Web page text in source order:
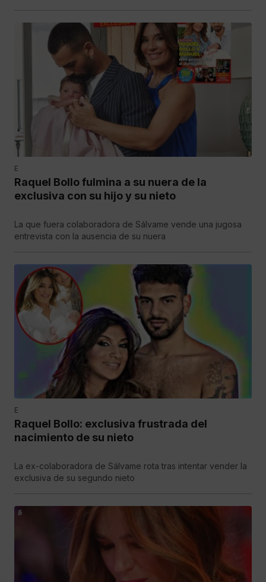
E
Raquel Bollo fulmina a su nuera de la
exclusiva con su hijo y su nieto
La que fuera colaboradora de Sálvame vende una jugosa
entrevista con la ausencia de su nuera
E
Raquel Bollo: exclusiva frustrada del
nacimiento de su nieto
La ex-colaboradora de Sálvame rota tras intentar vender la
exclusiva de su segundo nieto